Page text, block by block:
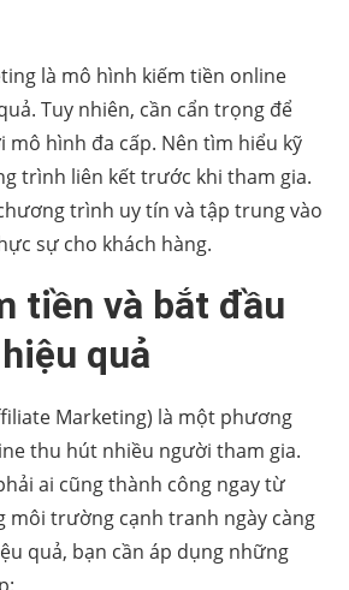
là mô hình kiếm tiền online
Tuy nhiên, cần cẩn trọng để
mô hình đa cấp. Nên tìm hiểu kỹ
trình liên kết trước khi tham gia.
trình uy tín và tập trung vào
sự cho khách hàng.
tiền và bắt đầu
quả
Marketing) là một phương
thu hút nhiều người tham gia.
ai cũng thành công ngay từ
môi trường cạnh tranh ngày càng
quả, bạn cần áp dụng những